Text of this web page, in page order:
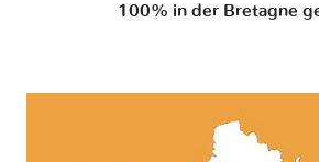
100% in der Bretagne